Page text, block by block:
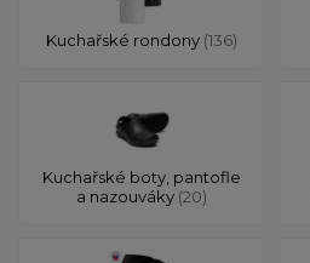
Kuchařské rondony (136)
Kuchařské boty, pantofle
a nazouváky (20)